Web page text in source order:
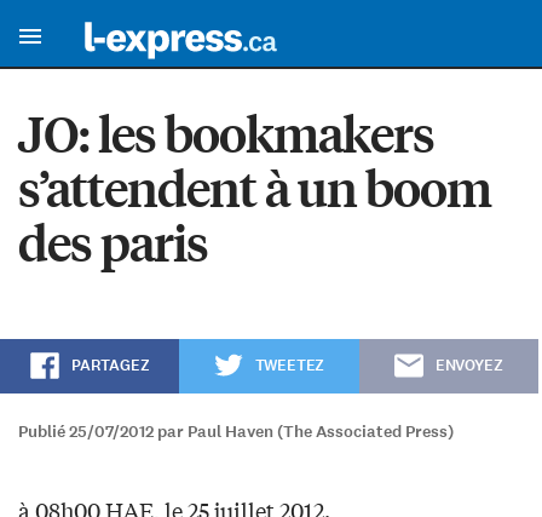
JO: les bookmakers
s’attendent à un boom
des paris
PARTAGEZ TWEETEZ ENVOYEZ
Publié 25/07/2012 par Paul Haven (The Associated Press)
à 08h00 HAE, le 25 juillet 2012.